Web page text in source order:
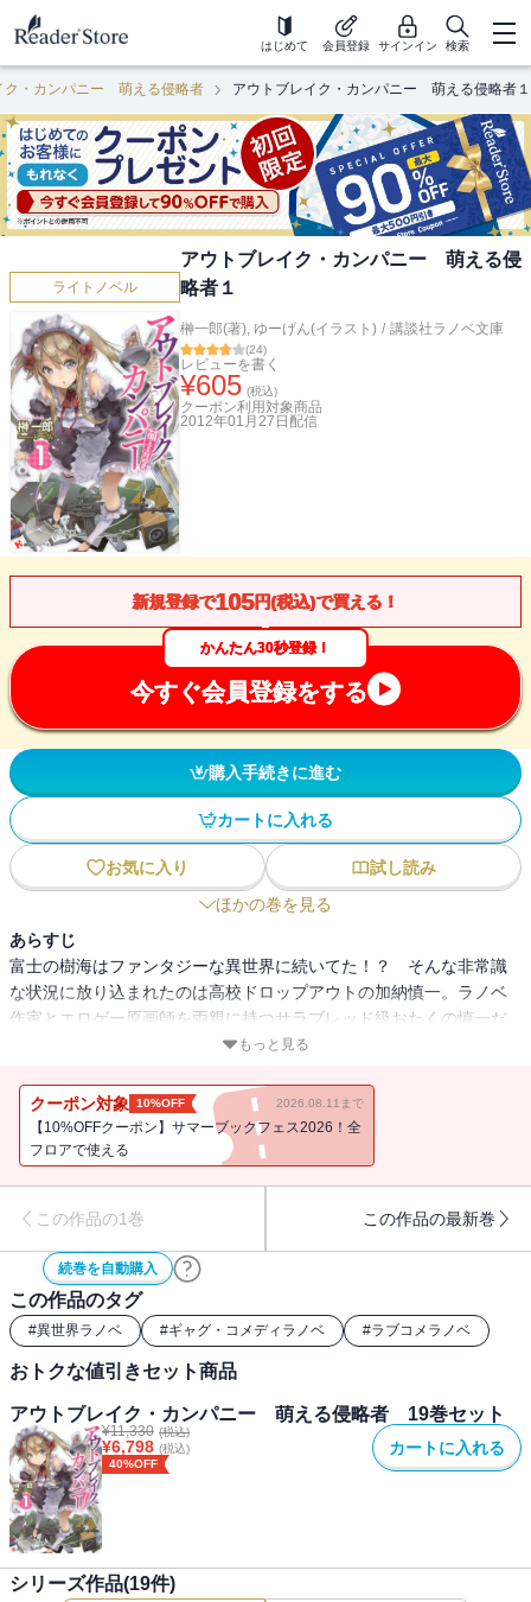
はじめて 会員登録 サインイン 検索
ク・カンパニー 萌える侵略者 アウトブレイク・カンパニー 萌える侵略者１
ライトノベル
アウトブレイク・カンパニー 萌える侵
略者１
榊一郎(著), ゆーげん(イラスト) / 講談社ラノベ文庫
(24)
レビューを書く
¥605 (税込)
クーポン利用対象商品
2012年01月27日 配信
新規登録で105円(税込)で買える！
かんたん30秒登録！
今すぐ会員登録をする
購入手続きに進む
カートに入れる
お気に入り
試し読み
ほかの巻を見る
あらすじ
富士の樹海はファンタジーな異世界に続いてた！？ そんな非常識
な状況に放り込まれたのは高校ドロップアウトの加納慎一。ラノベ
作家とエロゲー原画師を両親に持つサラブレッド級おたくの慎一だ
が、特別な力は無い。持つのは『萌え』の知識、見識だけ。その慎
か分からないまま、ハーフエルフのメイドさんや美幼女皇帝と親交
を深めていくと、今度はテロが！？
もっと見る
クーポン対象 10%OFF 2026.08.11まで
【10%OFFクーポン】サマーブックフェス2026！全
フロアで使える
この作品の1巻 この作品の最新巻
続巻を自動購入
この作品のタグ
#異世界ラノベ #ギャグ・コメディラノベ #ラブコメラノベ
おトクな値引きセット商品
アウトブレイク・カンパニー 萌える侵略者 19巻セット
¥11,330 (税込)
¥6,798 (税込)
40%OFF
カートに入れる
シリーズ作品(19件)